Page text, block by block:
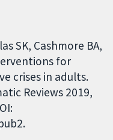
SK, Cashmore BA,
for
crises in adults.
Reviews 2019,